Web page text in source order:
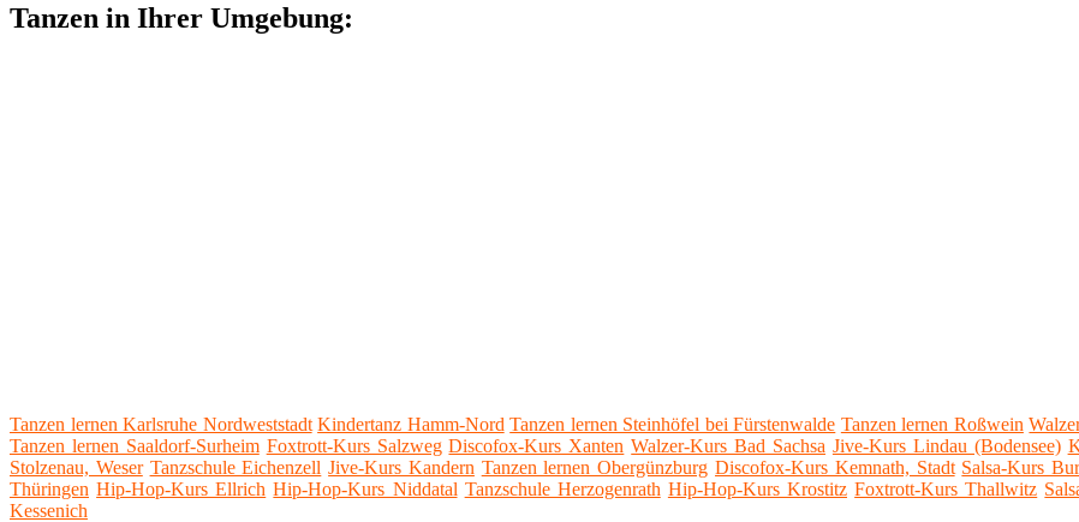
Tanzen in Ihrer Umgebung:
Tanzen lernen Karlsruhe Nordweststadt Kindertanz Hamm-Nord Tanzen lernen Steinhöfel bei Fürstenwalde Tanzen lernen Roßwein
Tanzen lernen Saaldorf-Surheim Foxtrott-Kurs Salzweg Discofox-Kurs Xanten Walzer-Kurs Bad Sachsa Jive-Kurs Lindau (Bodensee)
Stolzenau, Weser Tanzschule Eichenzell Jive-Kurs Kandern Tanzen lernen Obergünzburg Discofox-Kurs Kemnath, Stadt Salsa-Kurs
Thüringen Hip-Hop-Kurs Ellrich Hip-Hop-Kurs Niddatal Tanzschule Herzogenrath Hip-Hop-Kurs Krostitz Foxtrott-Kurs Thallwitz
Kessenich